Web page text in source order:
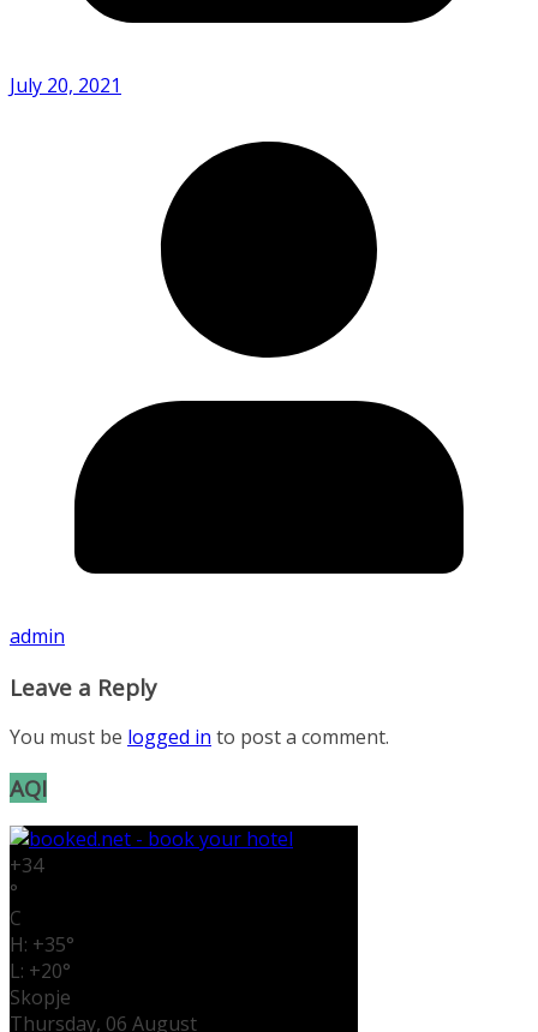
July 20, 2021
admin
Leave a Reply
You must be logged in to post a comment.
AQI
+34
°
C
H: +35°
L: +20°
Skopje
Thursday, 06 August